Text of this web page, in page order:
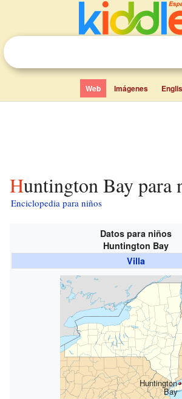
Web Imágenes
Huntington Bay para
Enciclopedia para niños
Datos para niños
Huntington Bay
Villa
Huntington
Bay